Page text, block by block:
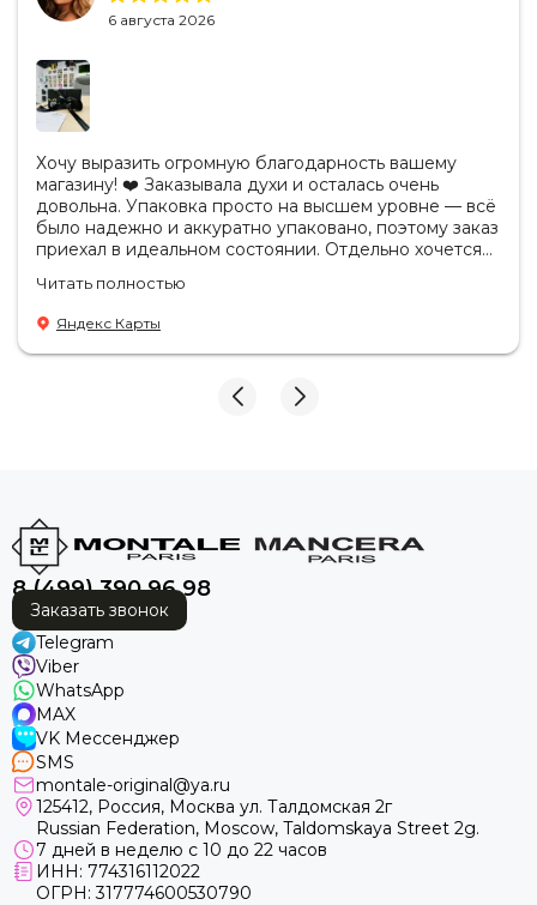
6 августа 2026
Хочу выразить огромную благодарность вашему
магазину! ❤️ Заказывала духи и осталась очень
довольна. Упаковка просто на высшем уровне — всё
было надежно и аккуратно упаковано, поэтому заказ
приехал в идеальном состоянии. Отдельно хочется
оригинальная. Аромат полностью соответствует
ожиданиям, стойкость отличная, качество
безупречное. Также приятно удивил сервис: заказ
обработали очень быстро, а сотрудники были
ответить на все вопросы. Спасибо за такой
Читать полностью
Яндекс Карты
8 (499) 390 96 98
Заказать звонок
Telegram
Viber
WhatsApp
MAX
VK Мессенджер
SMS
montale-original@ya.ru
125412, Россия, Москва ул. Талдомская 2г
Russian Federation, Moscow, Taldomskaya Street 2g.
7 дней в неделю с 10 до 22 часов
ИНН: 774316112022
ОГРН: 317774600530790